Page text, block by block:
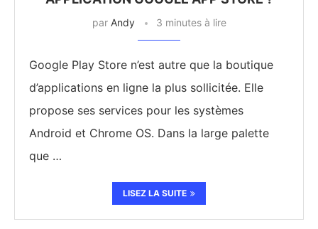
par Andy 3 minutes à lire
Google Play Store n’est autre que la boutique
d’applications en ligne la plus sollicitée. Elle
propose ses services pour les systèmes
Android et Chrome OS. Dans la large palette
que …
LISEZ LA SUITE